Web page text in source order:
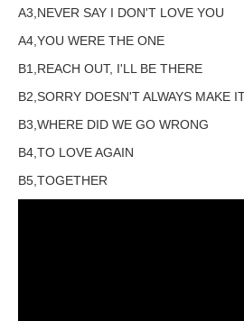
A3,NEVER SAY I DON'T LOVE YOU
A4,YOU WERE THE ONE
B1,REACH OUT, I'LL BE THERE
B2,SORRY DOESN'T ALWAYS MAKE
B3,WHERE DID WE GO WRONG
B4,TO LOVE AGAIN
B5,TOGETHER